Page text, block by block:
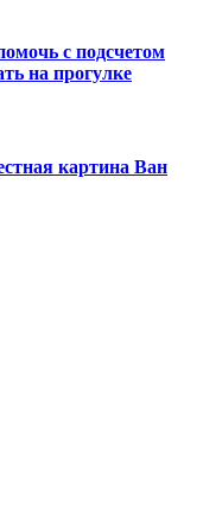
с подсчетом
на прогулке
картина Ван